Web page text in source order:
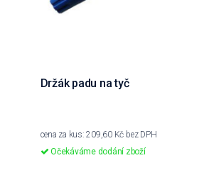
Držák padu na tyč
cena za kus: 209,60 Kč bez DPH
Očekáváme dodání zboží